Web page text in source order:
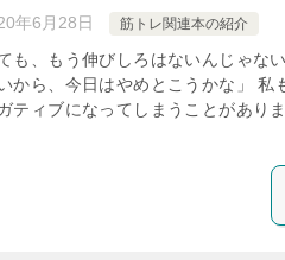
年6月28日 筋トレ関連本の紹介
も、もう伸びしろはないんじゃな
から、今日はやめとこうかな」 私
ティブになってしまうことがあり